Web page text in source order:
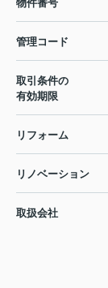
物件番号
管理コード
取引条件の
有効期限
リフォーム
リノベーション
取扱会社